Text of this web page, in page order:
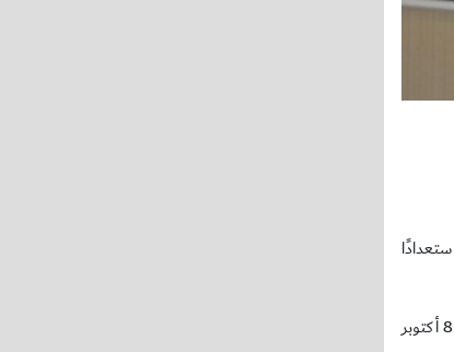
ويستمر حتى 6 سبتمبر الجاري، استعدادًا
والذي تأتي ضمن تحضيراته واستعداداته للمشاركة في بطولة كأس آسيا لكرة قدم الصالات المقرر إقامتها في دولة الكويت الشقيقة في الفترة من 27 سبتمبر حتى 8 أكتوبر